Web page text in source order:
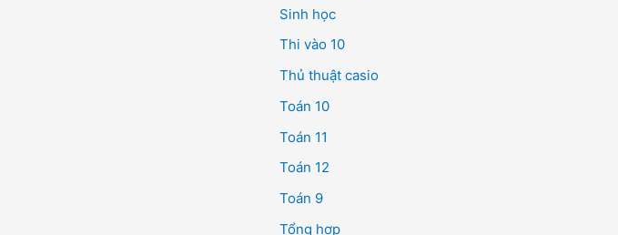
Sinh học
Thi vào 10
Thủ thuật casio
Toán 10
Toán 11
Toán 12
Toán 9
Tổng hợp